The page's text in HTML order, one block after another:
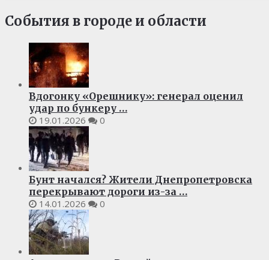
События в городе и области
Вдогонку «Орешнику»: генерал оценил
удар по бункеру …
19.01.2026
0
Бунт начался? Жители Днепропетровска
перекрывают дороги из-за …
14.01.2026
0